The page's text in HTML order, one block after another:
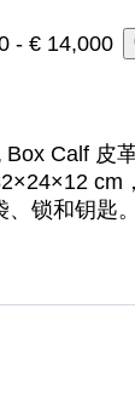
- € 14,000
Calf 皮
cm
锁和钥匙。